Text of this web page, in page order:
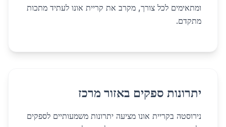
ומתאימים לכל צורך, מקרב את קריית אונו לעתיד מתכות
מתקדם.
יתרונות ספקים באזור מרכז
נירוסטה בקריית אונו מציעה יתרונות משמעותיים לספקים